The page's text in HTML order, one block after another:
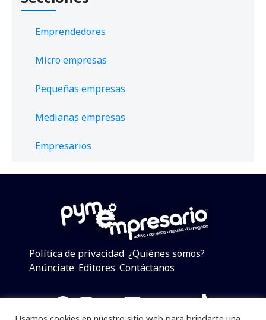
Emprendedores
Micro empresas
Pequeñas empresas
Medianas empresas
Empresarios
Política de privacidad ¿Quiénes somos?
Anúnciate Editores Contáctanos
Facebook
Instagram
Twitter
LinkedIn
Telegram
YouTube
TikTok